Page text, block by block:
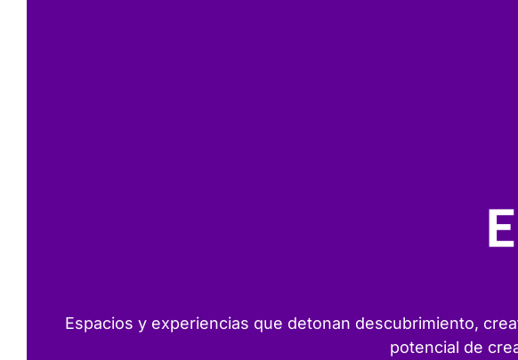
Espacios y experiencias que detonan descubrimiento,
potencial de